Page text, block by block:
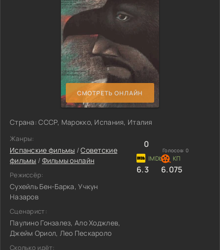
СМОТРЕТЬ ОНЛАЙН
Страна: СССР, Марокко, Испания, Италия
Жанры:
Испанские фильмы /Советские
фильмы / Фильмы онлайн
Режиссёр:
Сухейль Бен-Барка, Учкун
Назаров
Сценарист:
Паулино Гонзалез, Ало Ходжлев,
Джейм Ориол, Лео Пескароло
Сколько идёт:
0
Голосов: 0
6.3 6.075